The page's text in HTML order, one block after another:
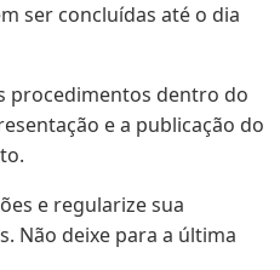
ser concluídas até o dia
procedimentos dentro do
e a publicação do
e regularize sua
Não deixe para a última